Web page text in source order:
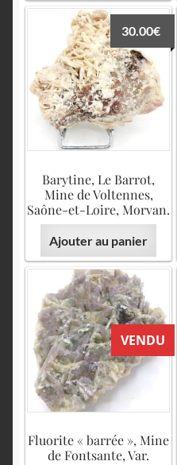
Barytine, Le Barrot,
Mine de Voltennes,
Saône-et-Loire, Morvan.
30.00€
Ajouter au panier
VENDU
Fluorite « barrée », Mine
de Fontsante, Var.